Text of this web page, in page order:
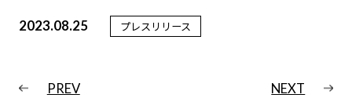
2023.08.25 プレスリリース
PREV NEXT